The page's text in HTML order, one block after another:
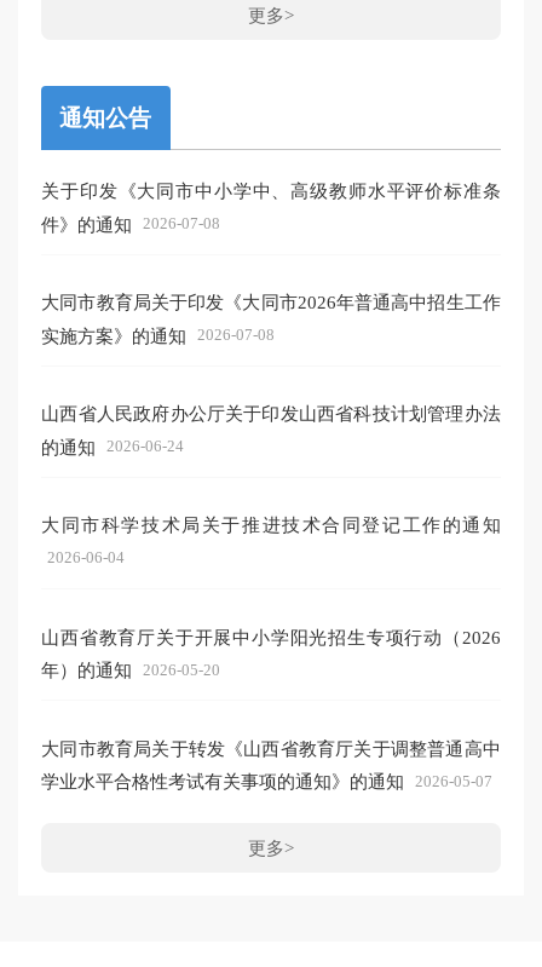
更多>
通知公告
关于印发《大同市中小学中、高级教师水平评价标准条
件》的通知
2026-07-08
大同市教育局关于印发《大同市2026年普通高中招生工作
实施方案》的通知
2026-07-08
山西省人民政府办公厅关于印发山西省科技计划管理办法
的通知
2026-06-24
大同市科学技术局关于推进技术合同登记工作的通知
2026-06-04
山西省教育厅关于开展中小学阳光招生专项行动（2026
年）的通知
2026-05-20
大同市教育局关于转发《山西省教育厅关于调整普通高中
学业水平合格性考试有关事项的通知》的通知
2026-05-07
更多>